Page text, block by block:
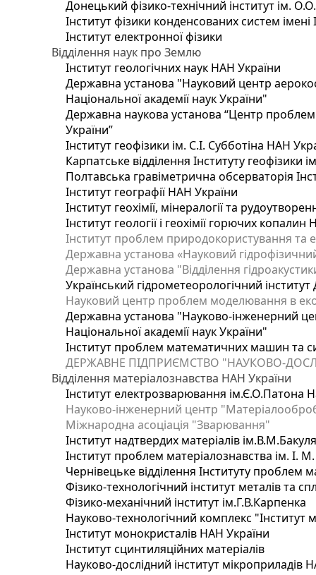
Донецький фізико-технічний інститут ім.
Інститут фізики конденсованих систем
Інститут електронної фізики
Відділення наук про Землю
Інститут геологічних наук НАН України
Державна установа "Науковий центр
Національної академії наук України"
Державна наукова установа “Центр проблем
України”
Інститут геофізики ім. С.І. Субботіна НАН
Карпатське відділення Інституту геофізики
Полтавська гравіметрична обсерваторія
Інститут географії НАН України
Інститут геохімії, мінералогії та
Інститут геології і геохімії горючих
Інститут проблем природокористування та
Державна установа «Науковий
Державна установа "Відділення
Український гідрометеорологічний
Науковий центр проблем моделювання в
Державна установа "Науково-інженерний
Національної академії наук України"
Інститут проблем математичних машин та
ДЕРЖАВНЕ ПІДПРИЄМСТВО "НАУКОВО-
Відділення матеріалознавства НАН України
Інститут електрозварювання ім.Є.О.Патона
Науково-інженерний центр
Міжнародна асоціація "Зварювання"
Інститут надтвердих матеріалів
Інститут проблем матеріалознавства ім. І.
Чернівецьке відділення Інституту проблем
Фізико-технологічний інститут металів та
Фізико-механічний інститут ім.Г.В.Карпенка
Науково-технологічний комплекс "Інститут
Інститут монокристалів НАН України
Інститут сцинтиляційних матеріалів
Науково-дослідний інститут мікроприладів